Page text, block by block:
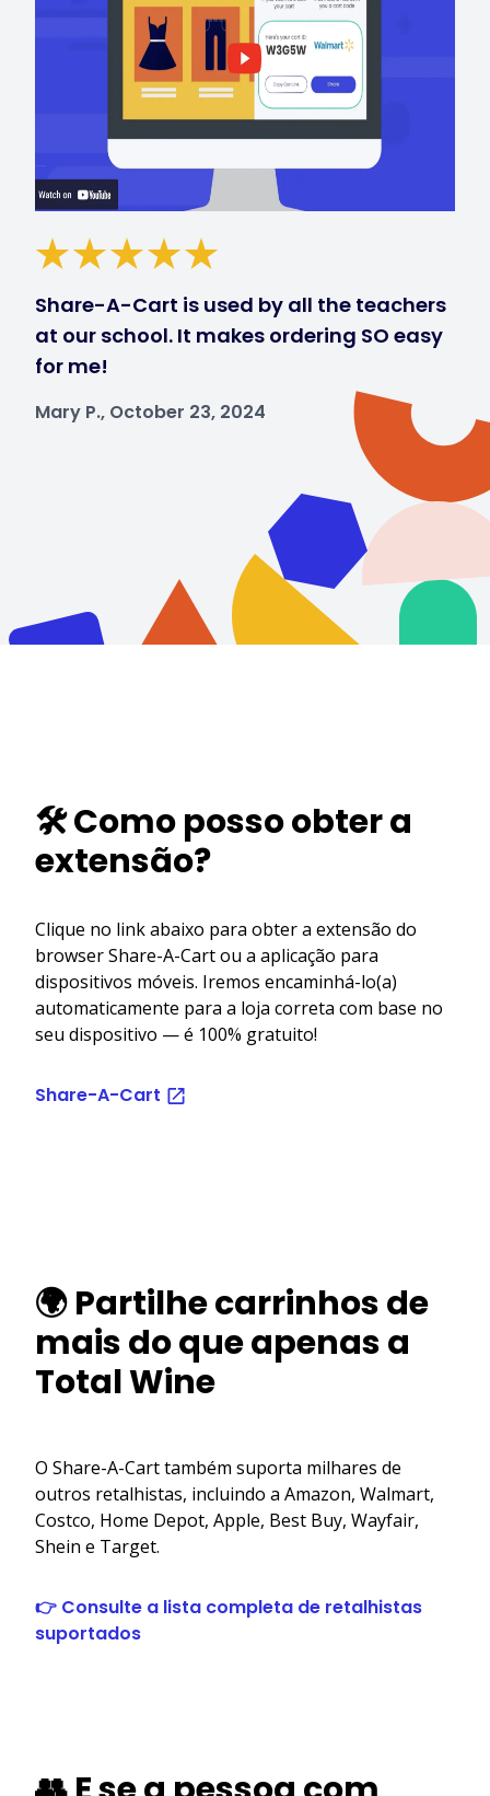
Share-A-Cart is used by all the teachers
at our school. It makes ordering SO easy
for me!
Mary P., October 23, 2024
🛠️ Como posso obter a
extensão?
Clique no link abaixo para obter a extensão do
browser Share-A-Cart ou a aplicação para
dispositivos móveis. Iremos encaminhá-lo(a)
automaticamente para a loja correta com base no
seu dispositivo — é 100% gratuito!
Share-A-Cart
🌍 Partilhe carrinhos de
mais do que apenas a
Total Wine
O Share-A-Cart também suporta milhares de
outros retalhistas, incluindo a Amazon, Walmart,
Costco, Home Depot, Apple, Best Buy, Wayfair,
Shein e Target.
👉 Consulte a lista completa de retalhistas
suportados